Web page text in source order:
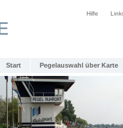
Hilfe
Start Pegelauswahl über Karte